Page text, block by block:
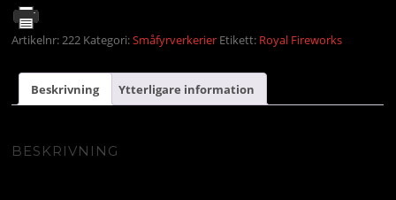
Artikelnr:222 Kategori:Småfyrverkerier Etikett: Royal Fireworks
Beskrivning Ytterligare information
BESKRIVNING